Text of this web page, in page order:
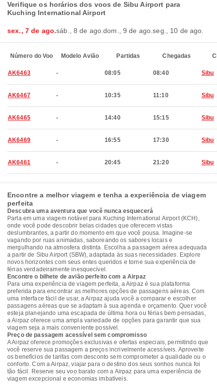
Verifique os horários dos voos de Sibu Airport para
Kuching International Airport
sex., 7 de ago.sáb., 8 de ago.dom., 9 de ago.seg., 10 de ago.
Número do Voo Modelo Avião Partidas Chegadas
AK6463 - 08:05 08:40 Sibu
AK6467 - 10:35 11:10 Sibu
AK6465 - 14:40 15:15 Sibu
AK6469 - 16:55 17:30 Sibu
AK6461 - 20:45 21:20 Sibu
Encontre a melhor viagem e tenha a experiência de viagem
perfeita
Descubra uma aventura que você nunca esquecerá
Parta em uma viagem notável para Kuching International Airport (KCH),
onde você pode descobrir belas cidades que oferecem vistas
deslumbrantes, a partir do momento em que você pousa. Imagine-se
vagando por ruas animadas, saboreando os sabores locais e
mergulhando na atmosfera distinta. Escolha a passagem aérea adequada
a partir de Sibu Airport (SBW), adaptada às suas necessidades. Explore
novos horizontes com seus entes queridos e torne sua experiência de
férias verdadeiramente inesquecível.
Encontre o bilhete de avião perfeito com a Airpaz
Para uma experiência de viagem perfeita, a Airpaz é sua plataforma
preferida para encontrar as melhores opções de passagens aéreas. Com
uma interface fácil de usar, a Airpaz ajuda você a comparar e escolher
passagens aéreas que se adaptam à sua agenda e orçamento. Quer você
esteja planejando uma escapada de última hora ou férias bem pensadas,
a Airpaz oferece uma ampla variedade de opções para garantir que sua
viagem seja a mais conveniente possível.
Preço de passagem acessível sem compromisso
A Airpaz oferece promoções exclusivas e ofertas especiais, permitindo que
você reserve sua passagem a preços incrivelmente acessíveis. Aproveite
os benefícios de tarifas com desconto sem comprometer a qualidade ou o
conforto. Com a Airpaz, viajar para o destino dos seus sonhos nunca foi
tão fácil. Reserve seu voo barato com a Airpaz para uma experiência de
viagem excepcional e economias imbatíveis.